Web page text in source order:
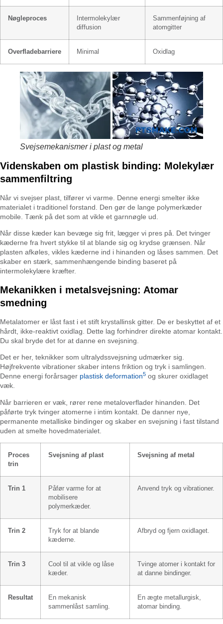
Nøgleproces
Intermolekylær
diffusion
Sammenføjning af
atomgitter
Overfladebarriere Minimal Oxidlag
Svejsemekanismer i plast og metal
Videnskaben om plastisk binding: Molekylær
sammenfiltring
Når vi svejser plast, tilfører vi varme. Denne energi smelter ikke
materialet i traditionel forstand. Den gør de lange polymerkæder
mobile. Tænk på det som at vikle et garnnøgle ud.
Når disse kæder kan bevæge sig frit, lægger vi pres på. Det tvinger
kæderne fra hvert stykke til at blande sig og krydse grænsen. Når
plasten afkøles, vikles kæderne ind i hinanden og låses sammen. Det
skaber en stærk, sammenhængende binding baseret på
intermolekylære kræfter.
Mekanikken i metalsvejsning: Atomar
smedning
Metalatomer er låst fast i et stift krystallinsk gitter. De er beskyttet af et
hårdt, ikke-reaktivt oxidlag. Dette lag forhindrer direkte atomar kontakt.
Du skal bryde det for at danne en svejsning.
Det er her, teknikker som ultralydssvejsning udmærker sig.
Højfrekvente vibrationer skaber intens friktion og tryk i samlingen.
Denne energi forårsager plastisk deformation5 og skurer oxidlaget
væk.
Når barrieren er væk, rører rene metaloverflader hinanden. Det
påførte tryk tvinger atomerne i intim kontakt. De danner nye,
permanente metalliske bindinger og skaber en svejsning i fast tilstand
uden at smelte hovedmaterialet.
Proces
trin
Svejsning af plast Svejsning af metal
Trin 1
Påfør varme for at
mobilisere
polymerkæder.
Anvend tryk og vibrationer.
Trin 2
Tryk for at blande
kæderne.
Afbryd og fjern oxidlaget.
Trin 3
Cool til at vikle og låse
kæder.
Tvinge atomer i kontakt for
at danne bindinger.
Resultat
En mekanisk
sammenlåst samling.
En ægte metallurgisk,
atomar binding.